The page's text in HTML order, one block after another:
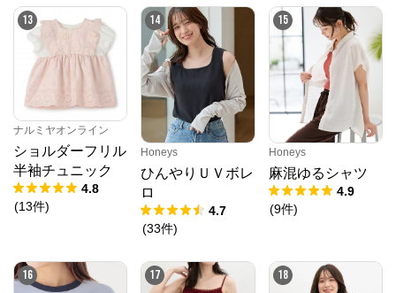
13
ナルミヤオンライン
ショルダーフリル
半袖チュニック
4.8
(13件)
14
Honeys
ひんやりＵＶボレ
ロ
4.7
(33件)
15
Honeys
麻混ゆるシャツ
4.9
(9件)
16 17 18